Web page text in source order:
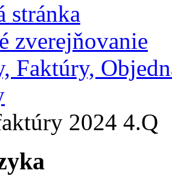
stránka
zverejňovanie
Faktúry,
2024 4.Q